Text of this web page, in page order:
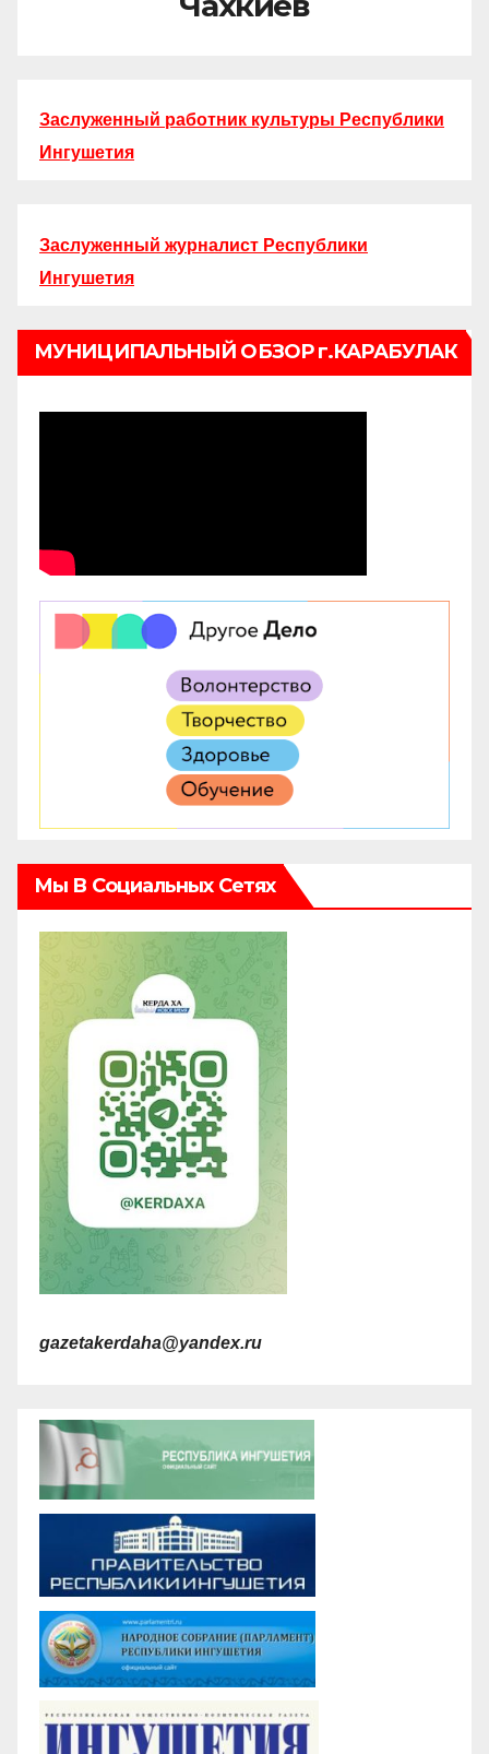
Заслуженный работник культуры Республики
Ингушетия
Заслуженный журналист Республики
Ингушетия
МУНИЦИПАЛЬНЫЙ ОБЗОР г.КАРАБУЛАК
Мы В Социальных Сетях
gazetakerdaha@yandex.ru